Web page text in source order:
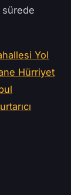
sürede
Yol
Hürriyet